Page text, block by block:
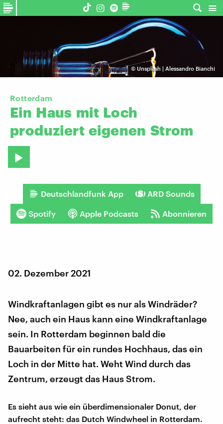
© Unsplash | Alessandro Bianchi
Rotterdam
Ein Haus mit Loch
produziert eigenen Strom
Deutschlandfunk App ARD Sounds
Spotify Apple Podcasts Abonnieren
02. Dezember 2021
Windkraftanlagen gibt es nur als Windräder?
Nee, auch ein Haus kann eine Windkraftanlage
sein. In Rotterdam beginnen bald die
Bauarbeiten für ein rundes Hochhaus, das ein
Loch in der Mitte hat. Weht Wind durch das
Zentrum, erzeugt das Haus Strom.
Es sieht aus wie ein überdimensionaler Donut, der
aufrecht steht: das Dutch Windwheel in Rotterdam.